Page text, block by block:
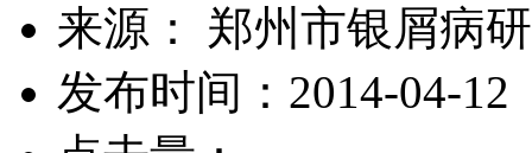
来源： 郑州市银屑病
发布时间：2014-04-12